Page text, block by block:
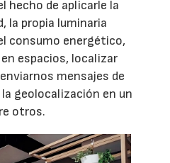
hecho de aplicarle la
la propia luminaria
consumo energético,
espacios, localizar
mensajes de
geolocalización en un
otros.